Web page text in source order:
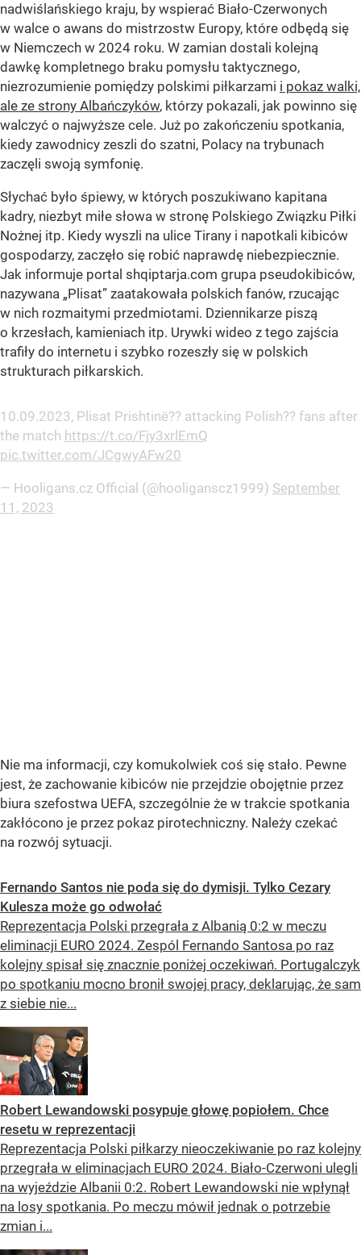
nadwiślańskiego kraju, by wspierać Biało-Czerwonych
w walce o awans do mistrzostw Europy, które odbędą się
w Niemczech w 2024 roku. W zamian dostali kolejną
dawkę kompletnego braku pomysłu taktycznego,
niezrozumienie pomiędzy polskimi piłkarzami i pokaz walki,
ale ze strony Albańczyków, którzy pokazali, jak powinno się
walczyć o najwyższe cele. Już po zakończeniu spotkania,
kiedy zawodnicy zeszli do szatni, Polacy na trybunach
zaczęli swoją symfonię.
Słychać było śpiewy, w których poszukiwano kapitana
kadry, niezbyt miłe słowa w stronę Polskiego Związku Piłki
Nożnej itp. Kiedy wyszli na ulice Tirany i napotkali kibiców
gospodarzy, zaczęło się robić naprawdę niebezpiecznie.
Jak informuje portal shqiptarja.com grupa pseudokibiców,
nazywana „Plisat” zaatakowała polskich fanów, rzucając
w nich rozmaitymi przedmiotami. Dziennikarze piszą
o krzesłach, kamieniach itp. Urywki wideo z tego zajścia
trafiły do internetu i szybko rozeszły się w polskich
strukturach piłkarskich.
10.09.2023, Plisat Prishtinë?? attacking Polish?? fans after
the match https://t.co/Fjy3xrlEmQ
pic.twitter.com/JCgwyAFw20
— Hooligans.cz Official (@hooliganscz1999) September
11, 2023
Nie ma informacji, czy komukolwiek coś się stało. Pewne
jest, że zachowanie kibiców nie przejdzie obojętnie przez
biura szefostwa UEFA, szczególnie że w trakcie spotkania
zakłócono je przez pokaz pirotechniczny. Należy czekać
na rozwój sytuacji.
Fernando Santos nie poda się do dymisji. Tylko Cezary
Kulesza może go odwołać
Reprezentacja Polski przegrała z Albanią 0:2 w meczu
eliminacji EURO 2024. Zespól Fernando Santosa po raz
kolejny spisał się znacznie poniżej oczekiwań. Portugalczyk
po spotkaniu mocno bronił swojej pracy, deklarując, że sam
z siebie nie...
Robert Lewandowski posypuje głowę popiołem. Chce
resetu w reprezentacji
Reprezentacja Polski piłkarzy nieoczekiwanie po raz kolejny
przegrała w eliminacjach EURO 2024. Biało-Czerwoni ulegli
na wyjeździe Albanii 0:2. Robert Lewandowski nie wpłynął
na losy spotkania. Po meczu mówił jednak o potrzebie
zmian i...